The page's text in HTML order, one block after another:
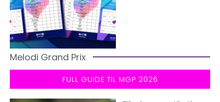
Melodi Grand Prix
FULL GUIDE TIL MGP 2026